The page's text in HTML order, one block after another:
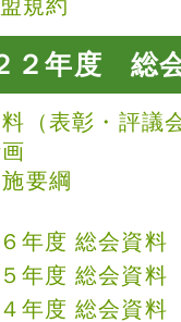
規約
２年度 総
（表彰・評議
要綱
年度 総会資料
年度 総会資料
年度 総会資料